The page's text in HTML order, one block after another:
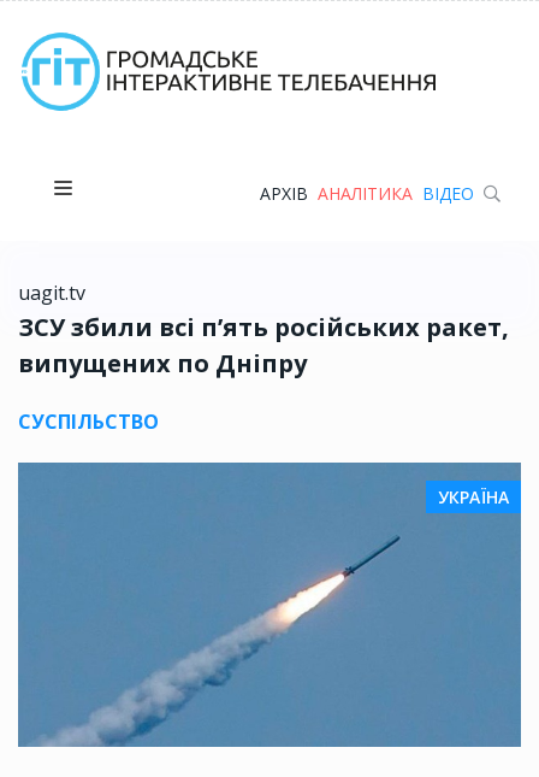
АРХІВ АНАЛІТИКА ВІДЕО
uagit.tv
ЗСУ збили всі п’ять російських ракет,
випущених по Дніпру
СУСПІЛЬСТВО
УКРАЇНА